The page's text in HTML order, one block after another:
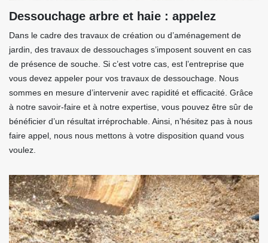
Dessouchage arbre et haie : appelez
Dans le cadre des travaux de création ou d’aménagement de
jardin, des travaux de dessouchages s’imposent souvent en cas
de présence de souche. Si c’est votre cas, est l’entreprise que
vous devez appeler pour vos travaux de dessouchage. Nous
sommes en mesure d’intervenir avec rapidité et efficacité. Grâce
à notre savoir-faire et à notre expertise, vous pouvez être sûr de
bénéficier d’un résultat irréprochable. Ainsi, n’hésitez pas à nous
faire appel, nous nous mettons à votre disposition quand vous
voulez.